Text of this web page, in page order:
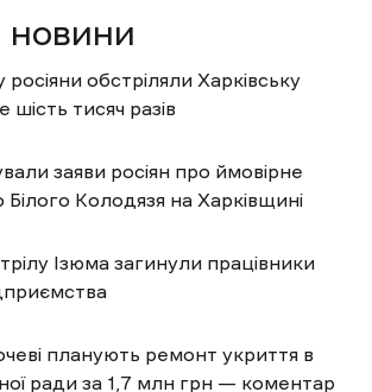
новини
обстріляли Харківську
тисяч разів
заяви росіян про ймовірне
Колодязя на Харківщині
Ізюма загинули працівники
планують ремонт укриття в
ради за 1,7 млн грн — коментар